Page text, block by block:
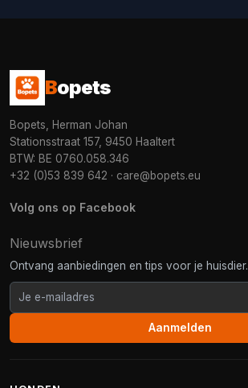
Bopets
Bopets, Herman Johan
Stationsstraat 157, 9450 Haaltert
BTW: BE 0760.058.346
+32 (0)53 839 642 · care@bopets.eu
Volg ons op Facebook
Nieuwsbrief
Ontvang aanbiedingen en tips voor je huisdier.
Aanmelden